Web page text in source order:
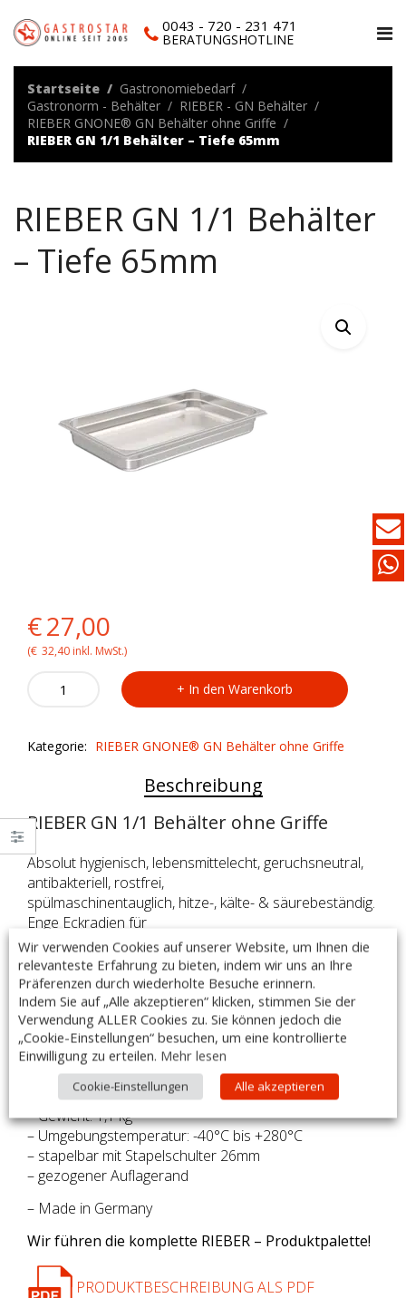
0043 - 720 - 231 471
BERATUNGSHOTLINE
Startseite
Gastronomiebedarf
Gastronorm - Behälter
RIEBER - GN Behälter
RIEBER GNONE® GN Behälter ohne Griffe
RIEBER GN 1/1 Behälter – Tiefe 65mm
RIEBER GN 1/1 Behälter
– Tiefe 65mm
Original
price
was:
€27,00
price
is:
(€ 32,40 inkl. MwSt.)
-
In den Warenkorb
Kategorie: RIEBER GNONE® GN Behälter ohne Griffe
Beschreibung
RIEBER GN 1/1 Behälter ohne Griffe
Absolut hygienisch, lebensmittelecht, geruchsneutral,
antibakteriell, rostfrei,
spülmaschinentauglich, hitze-, kälte- & säurebeständig.
Enge Eckradien für
Stabilität & Volumen, hochwertige Stapelschulter (ab
55mm) für optimale Luft-
zirkulation, GNONE®-Modelle mit 4 Eck-Stapelnasen
für problemloses Entstapeln.
– Aus Edelstahl AISI 304 18/10
– Fassungsvermögen: 7 Liter
– Maße: 325 x 530 x 65 mm
– Gewicht: 1,1 kg
– Umgebungstemperatur: -40°C bis +280°C
– stapelbar mit Stapelschulter 26mm
– gezogener Auflagerand
– Made in Germany
Wir führen die komplette RIEBER – Produktpalette!
PRODUKTBESCHREIBUNG ALS PDF
Wir verwenden Cookies auf unserer Website, um Ihnen die
relevanteste Erfahrung zu bieten, indem wir uns an Ihre
Präferenzen durch wiederholte Besuche erinnern.
Indem Sie auf „Alle akzeptieren“ klicken, stimmen Sie der
Verwendung ALLER Cookies zu. Sie können jedoch die
„Cookie-Einstellungen“ besuchen, um eine kontrollierte
Einwilligung zu erteilen. Mehr lesen
Cookie-Einstellungen Alle akzeptieren